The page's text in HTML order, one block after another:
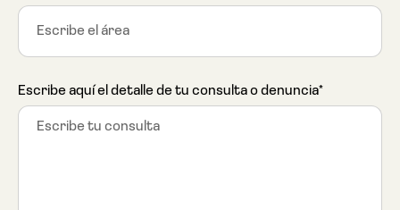
Escribe aquí el detalle de tu consulta o denuncia*